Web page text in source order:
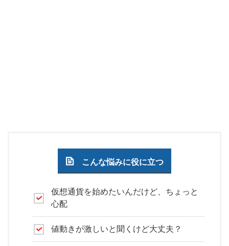
こんな悩みに役に立つ
仮想通貨を始めたいんだけど、ちょっと
心配
値動きが激しいと聞くけど大丈夫？